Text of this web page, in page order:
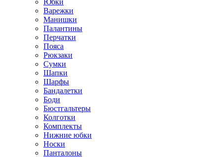
Варежки
Манишки
Палантины
Перчатки
Пояса
Рюкзаки
Сумки
Шапки
Шарфы
Бандалетки
Боди
Бюстгальтеры
Колготки
Комплекты
Нижние юбки
Носки
Панталоны